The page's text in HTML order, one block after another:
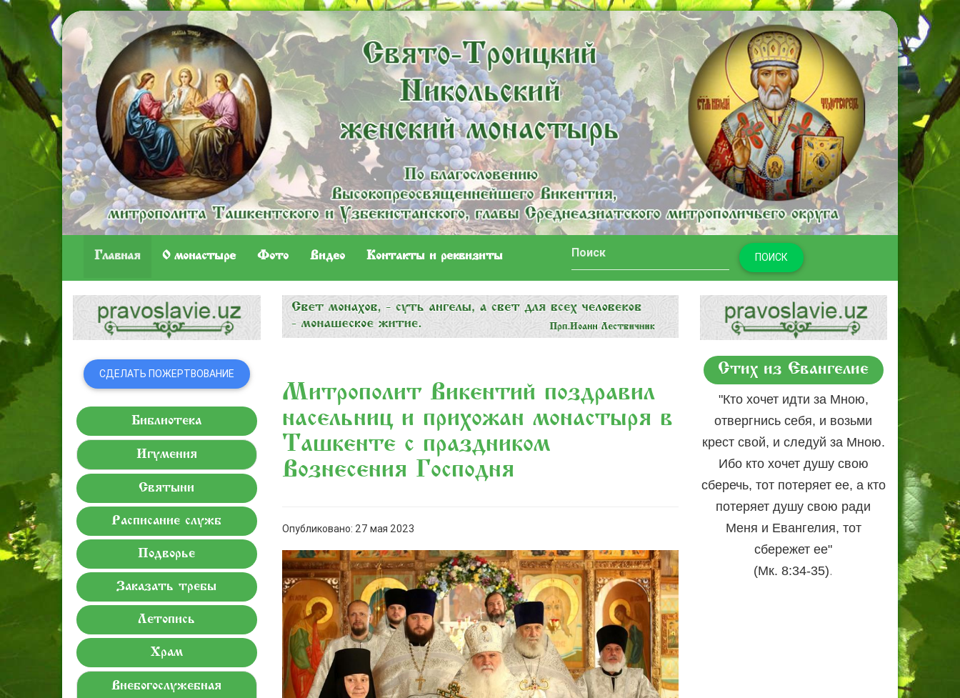
Главная O монастыре Фото Видео Контакты и реквизиты ПОИСК
СДЕЛАТЬ ПОЖЕРТВОВАНИЕ
Библиотека
Игумения
Святыни
Расписание служб
Подворье
Заказать требы
Летопись
Храм
Внебогослужебная
Митрополит Викентий поздравил
насельниц и прихожан монастыря в
Ташкенте с праздником
Вознесения Господня
Опубликовано: 27 мая 2023
Стих из Евангелие
"Кто хочет идти за Мною,
отвергнись себя, и возьми
крест свой, и следуй за Мною.
Ибо кто хочет душу свою
сберечь, тот потеряет ее, а кто
потеряет душу свою ради
Меня и Евангелия, тот
сбережет ее"
(Мк. 8:34-35).